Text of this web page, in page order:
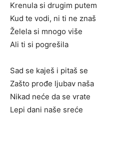
Krenula si drugim putem
Kud te vodi, ni ti ne znaš
Želela si mnogo više
Ali ti si pogrešila
Sad se kaješ i pitaš se
Zašto prođe ljubav naša
Nikad neće da se vrate
Lepi dani naše sreće